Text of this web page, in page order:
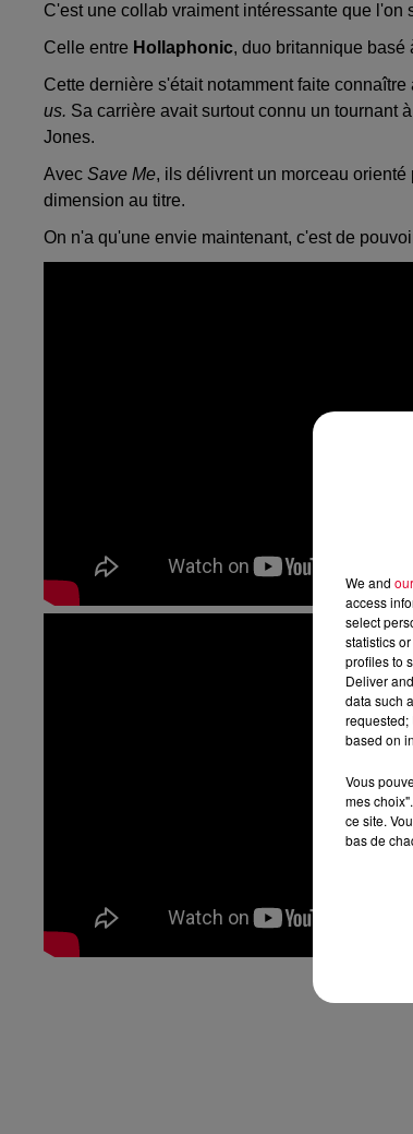
C'est une collab vraiment intéressante que l'on
Celle entre Hollaphonic, duo britannique
Cette dernière s'était notamment faite
us. Sa carrière avait surtout connu un tournant
Jones.
Avec Save Me, ils délivrent un morceau
dimension au titre.
On n'a qu'une envie maintenant, c'est de
We and
access
select
statistics
profiles to
Deliver
data such
requested;
based on
Vous
mes
ce site.
bas de